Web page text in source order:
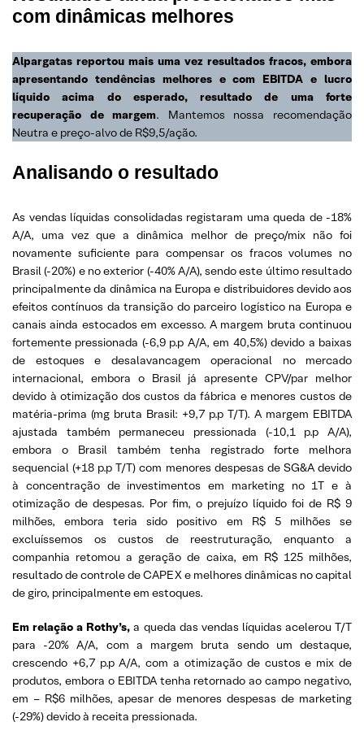
com dinâmicas melhores
Alpargatas reportou mais uma vez resultados fracos, embora
apresentando tendências melhores e com EBITDA e lucro
líquido acima do esperado, resultado de uma forte
recuperação de margem. Mantemos nossa recomendação
Neutra e preço-alvo de R$9,5/ação.
Analisando o resultado
As vendas líquidas consolidadas registaram uma queda de -18%
A/A, uma vez que a dinâmica melhor de preço/mix não foi
novamente suficiente para compensar os fracos volumes no
Brasil (-20%) e no exterior (-40% A/A), sendo este último resultado
principalmente da dinâmica na Europa e distribuidores devido aos
efeitos contínuos da transição do parceiro logístico na Europa e
canais ainda estocados em excesso. A margem bruta continuou
fortemente pressionada (-6,9 p.p A/A, em 40,5%) devido a baixas
de estoques e desalavancagem operacional no mercado
internacional, embora o Brasil já apresente CPV/par melhor
devido à otimização dos custos da fábrica e menores custos de
matéria-prima (mg bruta Brasil: +9,7 p.p T/T). A margem EBITDA
ajustada também permaneceu pressionada (-10,1 p.p A/A),
embora o Brasil também tenha registrado forte melhora
sequencial (+18 p.p T/T) com menores despesas de SG&A devido
à concentração de investimentos em marketing no 1T e à
otimização de despesas. Por fim, o prejuízo líquido foi de R$ 9
milhões, embora teria sido positivo em R$ 5 milhões se
excluíssemos os custos de reestruturação, enquanto a
companhia retomou a geração de caixa, em R$ 125 milhões,
resultado de controle de CAPEX e melhores dinâmicas no capital
de giro, principalmente em estoques.
Em relação a Rothy’s, a queda das vendas líquidas acelerou T/T
para -20% A/A, com a margem bruta sendo um destaque,
crescendo +6,7 p.p A/A, com a otimização de custos e mix de
produtos, embora o EBITDA tenha retornado ao campo negativo,
em – R$6 milhões, apesar de menores despesas de marketing
(-29%) devido à receita pressionada.